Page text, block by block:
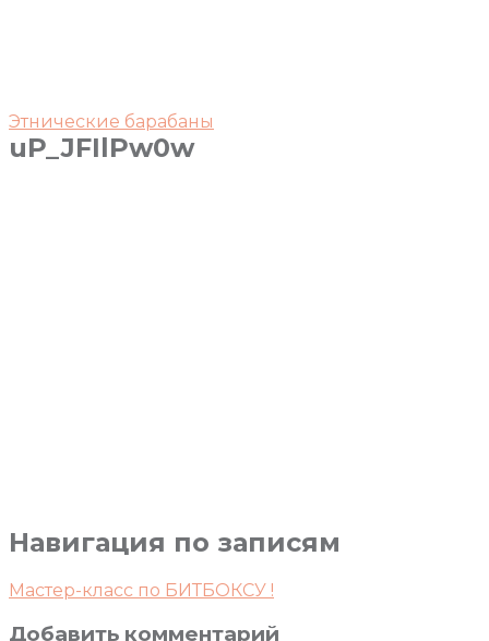
Этнические барабаны
uP_JFIlPw0w
Навигация по записям
Мастер-класс по БИТБОКСУ !
Добавить комментарий